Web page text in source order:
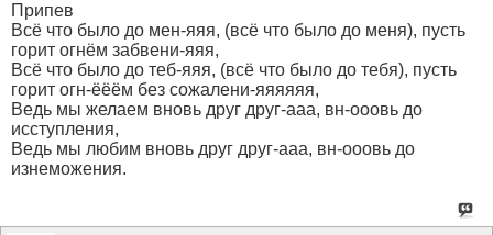
Припев
Всё что было до мен-яяя, (всё что было до меня), пусть
горит огнём забвени-яяя,
Всё что было до теб-яяя, (всё что было до тебя), пусть
горит огн-ёёём без сожалени-яяяяяя,
Ведь мы желаем вновь друг друг-ааа, вн-ооовь до
исступления,
Ведь мы любим вновь друг друг-ааа, вн-ооовь до
изнеможения.